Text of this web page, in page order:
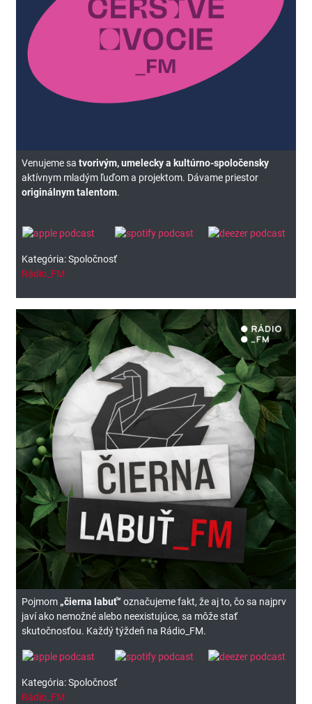
Venujeme sa tvorivým, umelecky a kultúrno-spoločensky
aktívnym mladým ľuďom a projektom. Dávame priestor
originálnym talentom.
Kategória: Spoločnosť
Rádio_FM
Pojmom „čierna labuť“ označujeme fakt, že aj to, čo sa najprv
javí ako nemožné alebo neexistujúce, sa môže stať
skutočnosťou. Každý týždeň na Rádio_FM.
Kategória: Spoločnosť
Rádio_FM